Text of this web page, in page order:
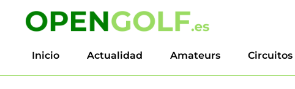
Inicio Actualidad Amateurs Circuitos